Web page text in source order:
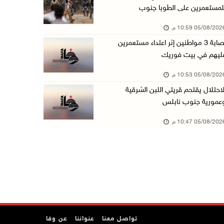
عبد السلام السيد يفوز بترشيح الديمقراطيين لمج ...
الهلال الأحمر: 8 إصابات إثر اعتداء الاحتلال ...
مخطط استعماري جديد في "جيلو" يهدد بعزل القدس ...
الاحتلال ينصب حاجزًا عسكريًا على مدخل بلدة دي ...
حمدان يطّلع على الوضع الثقافي في طولكرم ويطلق ...
على الطوبا جنوب
08/2026 10:59 م
إصابة 3 مواطنين إثر اعتداء مستعمرين
في بيت فوريك
08/2026 10:53 م
يقتحم قريتي اللبن الشرقية
جنوب نابلس
08/2026 10:47 م
تواصل معنا عنواننا عن وفا